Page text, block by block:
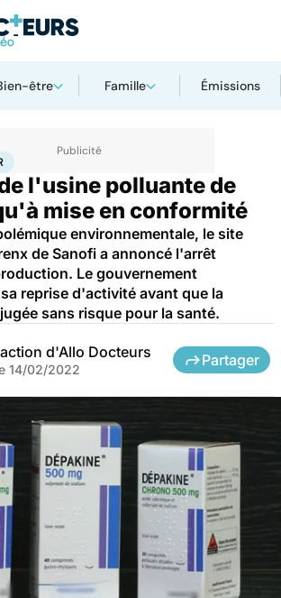
être Famille Émissions
de l'air
l'usine polluante de
mise en conformité
environnementale, le site
de Sanofi a annoncé l'arrêt
Le gouvernement
reprise d'activité avant que la
sans risque pour la santé.
d'Allo Docteurs
14/02/2022
Partager